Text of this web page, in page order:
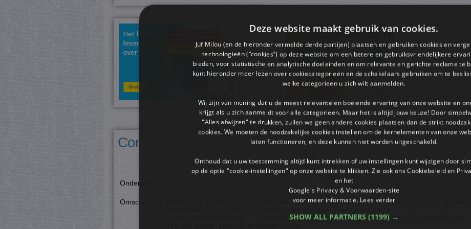
Contact formulier:
Onderwerp
Omschrijving
Deze website maakt gebruik van cookies.
Juf Milou (en de hieronder vermelde derde partijen) plaatsen en gebruiken cookies en
technologieën (“cookies”) op deze website om een ​​betere en gebruiksvriendelijkere
bieden, voor statistische en analytische doeleinden en om relevante en gerichte reclame te
kunt hieronder meer lezen over cookiecategorieën en de schakelaars gebruiken om te
welke categorieën u zich wilt aanmelden.
Wij zijn van mening dat u de meest relevante en boeiende ervaring van onze website en
krijgt als u zich aanmeldt voor alle categorieën. Maar het is altijd jouw keuze! Door
"Alles afwijzen" te drukken, zullen we geen andere cookies plaatsen dan de strikt
cookies. We moeten de noodzakelijke cookies instellen om de kernelementen van onze
laten functioneren, en deze kunnen niet worden uitgeschakeld.
Onthoud dat u uw toestemming altijd kunt intrekken of uw instellingen kunt wijzigen door
op de optie "cookie-instellingen" op onze website te klikken. Zie ook ons ​​Cookiebeleid en
en het
Google's Privacy & Voorwaarden-site
voor meer informatie. Lees verder
SHOW ALL PARTNERS (1199) →